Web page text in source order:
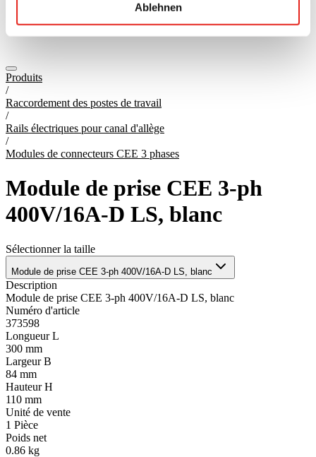
Ablehnen
Produits
/
Raccordement des postes de travail
/
Rails électriques pour canal d'allège
/
Modules de connecteurs CEE 3 phases
Module de prise CEE 3-ph
400V/16A-D LS, blanc
Sélectionner la taille
Module de prise CEE 3-ph 400V/16A-D LS, blanc
Description
Module de prise CEE 3-ph 400V/16A-D LS, blanc
Numéro d'article
373598
Longueur L
300 mm
Largeur B
84 mm
Hauteur H
110 mm
Unité de vente
1 Pièce
Poids net
0.86 kg